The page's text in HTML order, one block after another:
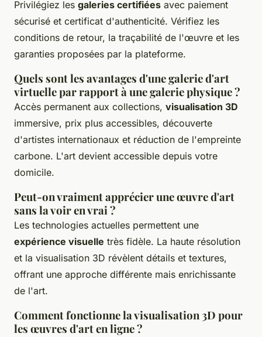
Privilégiez les galeries certifiées avec paiement
sécurisé et certificat d'authenticité. Vérifiez les
conditions de retour, la traçabilité de l'œuvre et les
garanties proposées par la plateforme.
Quels sont les avantages d'une galerie d'art
virtuelle par rapport à une galerie physique ?
Accès permanent aux collections, visualisation 3D
immersive, prix plus accessibles, découverte
d'artistes internationaux et réduction de l'empreinte
carbone. L'art devient accessible depuis votre
domicile.
Peut-on vraiment apprécier une œuvre d'art
sans la voir en vrai ?
Les technologies actuelles permettent une
expérience visuelle très fidèle. La haute résolution
et la visualisation 3D révèlent détails et textures,
offrant une approche différente mais enrichissante
de l'art.
Comment fonctionne la visualisation 3D pour
les œuvres d'art en ligne ?